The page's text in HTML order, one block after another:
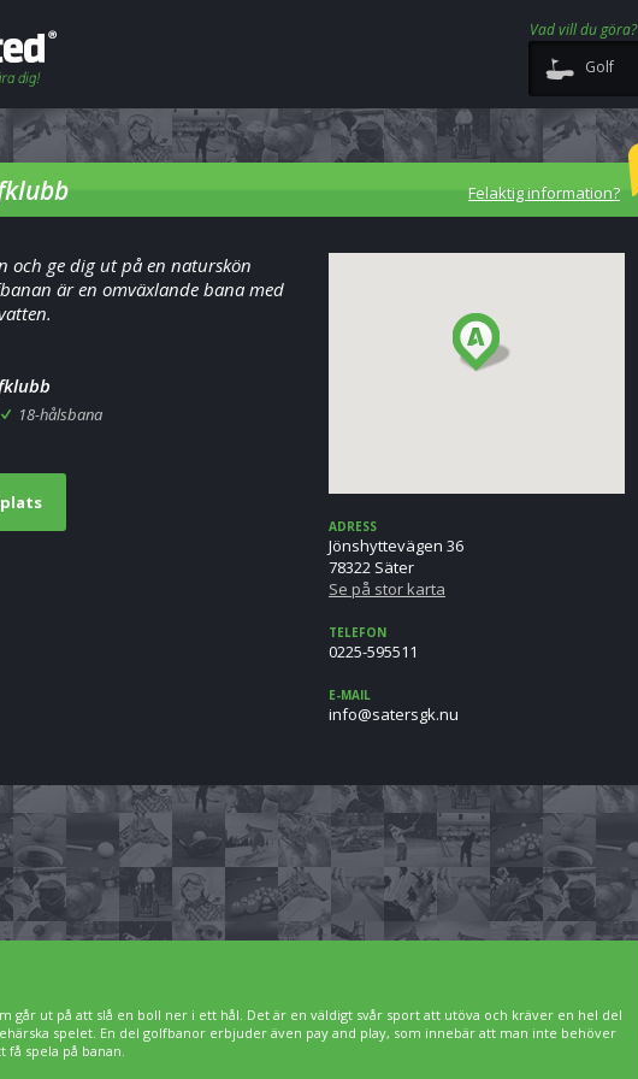
Vad vill du göra?
Golf
Felaktig information?
och ge dig ut på en naturskön
är en omväxlande bana med
18-hålsbana
ADRESS
Jönshyttevägen 36
78322 Säter
Se på stor karta
TELEFON
0225-595511
E-MAIL
un.kgsretas@ofni
går ut på att slå en boll ner i ett hål. Det är en väldigt svår sport att utöva och kräver en hel del
spelet. En del golfbanor erbjuder även pay and play, som innebär att man inte behöver
få spela på banan.